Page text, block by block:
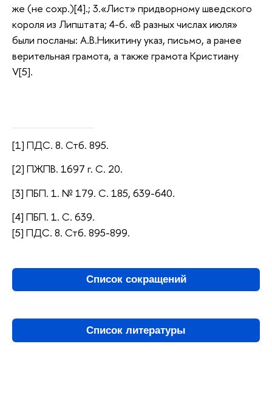
же (не сохр.)[4].; 3.«Лист» придворному шведского
короля из Липштата; 4-6. «В разных числах июля»
были посланы: А.В.Никитину указ, письмо, а ранее
верительная грамота, а также грамота Кристиану
V[5].
[1] ПДС. 8. Стб. 895.
[2] ПЖПВ. 1697 г. С. 20.
[3] ПБП. 1. № 179. С. 185, 639-640.
[4] ПБП. 1. С. 639.
[5] ПДС. 8. Стб. 895-899.
Список сокращений
Список литературы